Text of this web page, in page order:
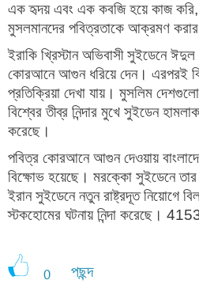
এক হৃদয় এবং এক কবজি হয়ে কাজ করি,
মুসলমানদের পবিত্রতাকে আক্রমণ করার
ইরাকি খ্রিস্টান অভিবাসী সুইডেনে
কোরআনে আগুন ধরিয়ে দেন। এরপরই
প্রতিক্রিয়া দেখা যায়। মুসলিম দেশগুলো
বিশ্বের তীব্র নিন্দার মুখে সুইডেন
করেছে।
পবিত্র কোরআনে আগুন দেওয়ায়
বিক্ষোভ হয়েছে। মরক্কো সুইডেনে তার
ইরান সুইডেনে নতুন রাষ্ট্রদূত নিয়োগে
স্টকহোমের ঘটনায় নিন্দা করেছে।
0 পছন্দ